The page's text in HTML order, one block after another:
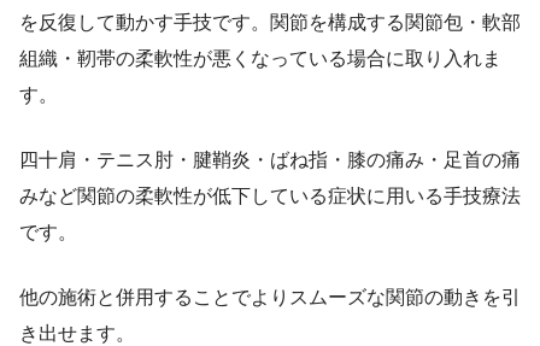
を反復して動かす手技です。関節を構成する関節包・軟部
組織・靭帯の柔軟性が悪くなっている場合に取り入れま
す。
四十肩・テニス肘・腱鞘炎・ばね指・膝の痛み・足首の痛
みなど関節の柔軟性が低下している症状に用いる手技療法
です。
他の施術と併用することでよりスムーズな関節の動きを引
き出せます。